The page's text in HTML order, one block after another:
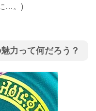
…。)
力って何だろう？